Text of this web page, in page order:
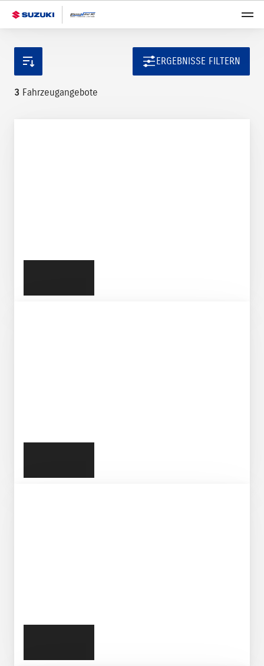
ERGEBNISSE FILTERN
3 Fahrzeugangebote